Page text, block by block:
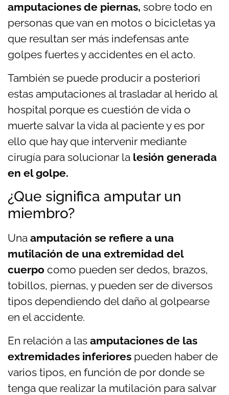
amputaciones de piernas, sobre todo en
personas que van en motos o bicicletas ya
que resultan ser más indefensas ante
golpes fuertes y accidentes en el acto.
También se puede producir a posteriori
estas amputaciones al trasladar al herido al
hospital porque es cuestión de vida o
muerte salvar la vida al paciente y es por
ello que hay que intervenir mediante
cirugía para solucionar la lesión generada
en el golpe.
¿Que significa amputar un
miembro?
Una amputación se refiere a una
mutilación de una extremidad del
cuerpo como pueden ser dedos, brazos,
tobillos, piernas, y pueden ser de diversos
tipos dependiendo del daño al golpearse
en el accidente.
En relación a las amputaciones de las
extremidades inferiores pueden haber de
varios tipos, en función de por donde se
tenga que realizar la mutilación para salvar